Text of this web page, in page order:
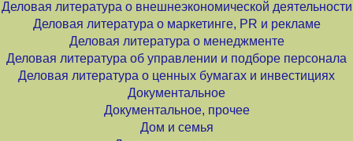
Деловая литература о внешнеэкономической деятельности
Деловая литература о маркетинге, PR и рекламе
Деловая литература о менеджменте
Деловая литература об управлении и подборе персонала
Деловая литература о ценных бумагах и инвестициях
Документальное
Документальное, прочее
Дом и семья